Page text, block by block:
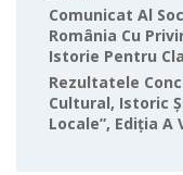
Comunicat Al
România Cu
Istorie Pentru
Rezultatele
Cultural, Istoric
Locale”, Ediția A